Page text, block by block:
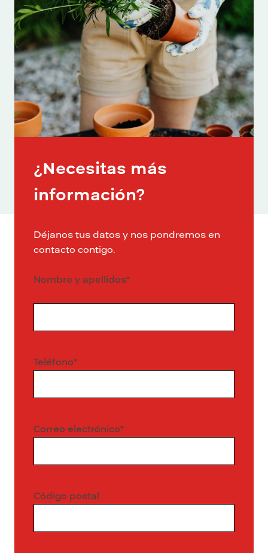
¿Necesitas más
información?
Déjanos tus datos y nos pondremos en
contacto contigo.
Nombre y apellidos*
Teléfono*
Correo electrónico*
Código postal